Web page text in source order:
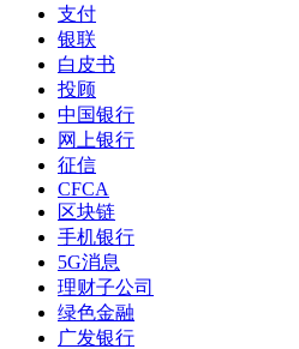
支付
银联
白皮书
投顾
中国银行
网上银行
征信
CFCA
区块链
手机银行
5G消息
理财子公司
绿色金融
广发银行